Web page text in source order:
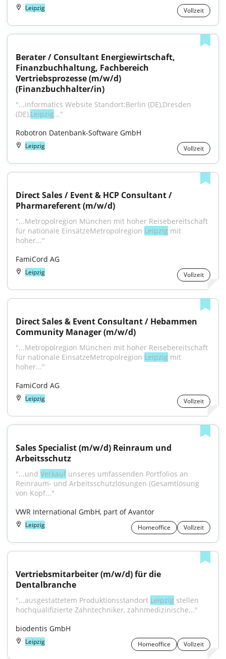
Leipzig Vollzeit
Berater / Consultant Energiewirtschaft,
Finanzbuchhaltung, Fachbereich
Vertriebsprozesse (m/w/d)
(Finanzbuchhalter/in)
"...informatics Website Standort:Berlin (DE),Dresden
(DE),Leipzig..."
Robotron Datenbank-Software GmbH
Leipzig Vollzeit
Direct Sales / Event & HCP Consultant /
Pharmareferent (m/w/d)
"...Metropolregion München mit hoher Reisebereitschaft
für nationale EinsätzeMetropolregion Leipzig mit
hoher..."
FamiCord AG
Leipzig Vollzeit
Direct Sales & Event Consultant / Hebammen
Community Manager (m/w/d)
"...Metropolregion München mit hoher Reisebereitschaft
für nationale EinsätzeMetropolregion Leipzig mit
hoher..."
FamiCord AG
Leipzig Vollzeit
Sales Specialist (m/w/d) Reinraum und
Arbeitsschutz
"...und Verkauf unseres umfassenden Portfolios an
Reinraum- und Arbeitsschutzlösungen (Gesamtlösung
von Kopf..."
VWR International GmbH, part of Avantor
Leipzig Homeoffice Vollzeit
Vertriebsmitarbeiter (m/w/d) für die
Dentalbranche
"...ausgestattetem Produktionsstandort Leipzig stellen
hochqualifizierte Zahntechniker, zahnmedizinische..."
biodentis GmbH
Leipzig Homeoffice Vollzeit